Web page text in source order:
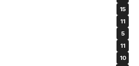
15
11
5
11
10